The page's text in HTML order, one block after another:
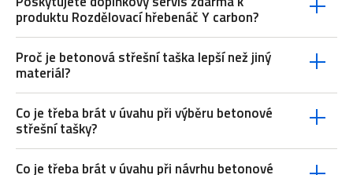
produktu Rozdělovací hřebenáč Y carbon?
Proč je betonová střešní taška lepší než jiný
materiál?
Co je třeba brát v úvahu při výběru betonové
střešní tašky?
Co je třeba brát v úvahu při návrhu betonové